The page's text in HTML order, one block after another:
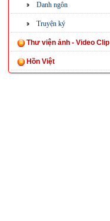
Danh ngôn
Truyện ký
Thư viện ảnh - Video Clip
Hồn Việt